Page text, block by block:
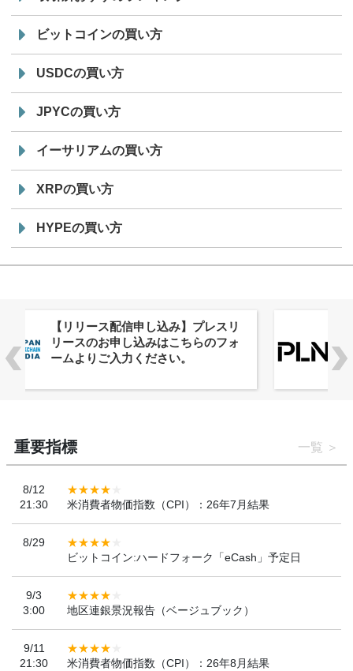
ビットコインの買い方
USDCの買い方
JPYCの買い方
イーサリアムの買い方
XRPの買い方
HYPEの買い方
株式会社PlnX、アジア最大級のグロ
ーバルWeb3カンファレンス
「WebX2026」とのコラボレーショ
重要指標 一覧
8/12
21:30
米消費者物価指数（CPI）：26年7月結果
8/29
ビットコイン:ハードフォーク「eCash」予定日
9/3
3:00
地区連銀景況報告（ベージュブック）
9/11
21:30
米消費者物価指数（CPI）：26年8月結果